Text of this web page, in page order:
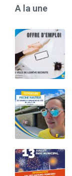
A la une